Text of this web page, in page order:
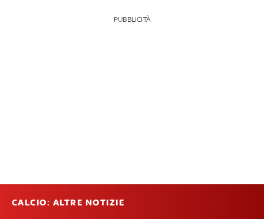
PUBBLICITÀ
CALCIO: ALTRE NOTIZIE